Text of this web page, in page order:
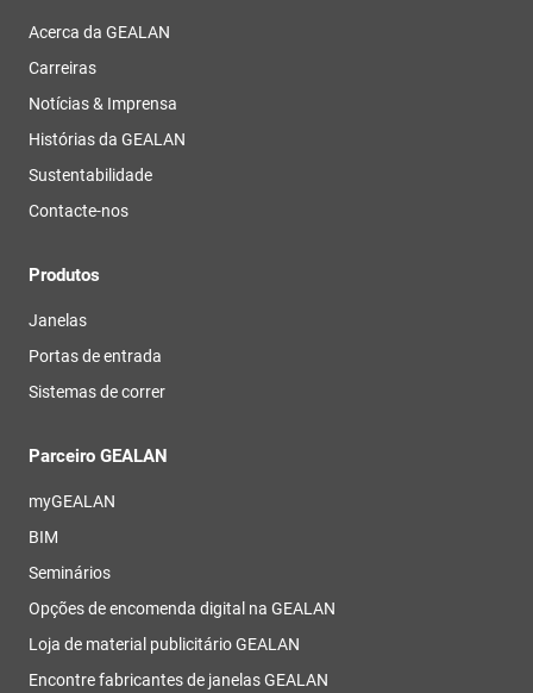
Acerca da GEALAN
Carreiras
Notícias & Imprensa
Histórias da GEALAN
Sustentabilidade
Contacte-nos
Produtos
Janelas
Portas de entrada
Sistemas de correr
Parceiro GEALAN
myGEALAN
BIM
Seminários
Opções de encomenda digital na GEALAN
Loja de material publicitário GEALAN
Encontre fabricantes de janelas GEALAN